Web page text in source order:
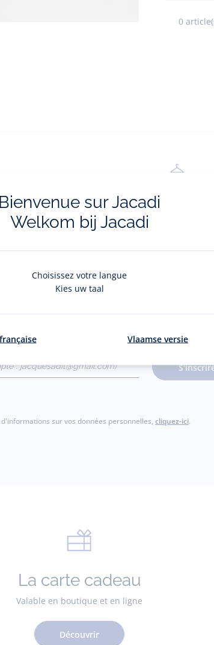
0
Flânez, choisissez et
La newsletter
: ventes privées, offres exclusives, nouvelles
d'informations sur vos données personnelles, cliquez-ici.
La carte cadeau
Valable en boutique et en ligne
Découvrir
Bienvenue sur Jacadi
Welkom bij Jacadi
Choisissez votre langue
Kies uw taal
Vlaamse versie